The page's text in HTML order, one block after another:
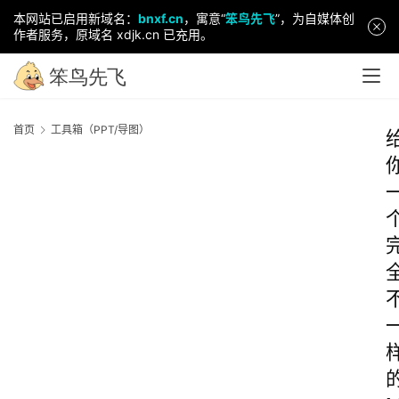
本网站已启用新域名： bnxf.cn，寓意“笨鸟先飞”，为自媒体创
作者服务，原域名 xdjk.cn 已充用。
首页 工具箱（PPT/导图）